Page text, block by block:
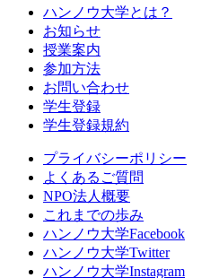
ハンノウ大学とは？
お知らせ
授業案内
参加方法
お問い合わせ
学生登録
学生登録規約
プライバシーポリシー
よくあるご質問
NPO法人概要
これまでの歩み
ハンノウ大学Facebook
ハンノウ大学Twitter
ハンノウ大学Instagram